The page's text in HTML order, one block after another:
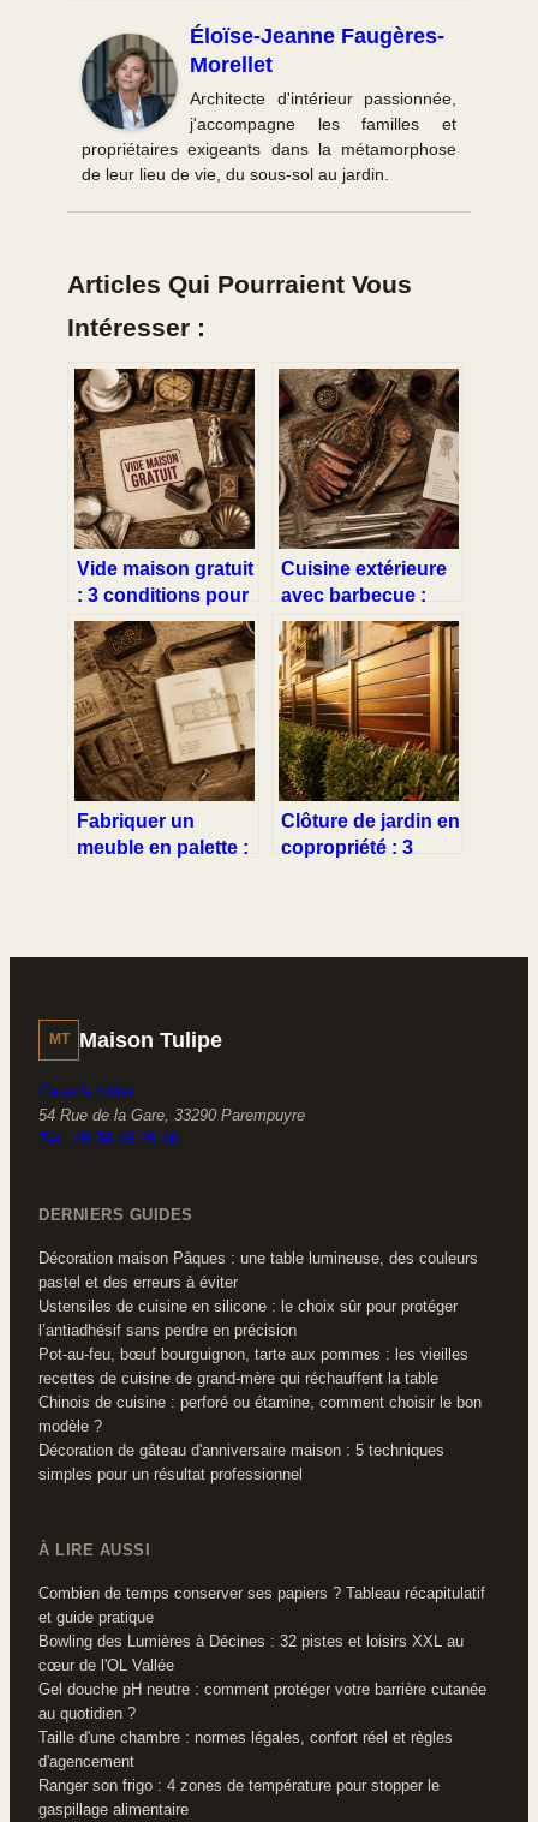
Éloïse-Jeanne Faugères-
Morellet
Architecte d'intérieur passionnée,
j'accompagne les familles et
propriétaires exigeants dans la métamorphose
de leur lieu de vie, du sous-sol au jardin.
Articles Qui Pourraient Vous
Intéresser :
Vide maison gratuit
: 3 conditions pour
ne rien payer lors
d’un débarras
Cuisine extérieure
avec barbecue :
concevoir,
aménager et
pérenniser votre
espace de cuisson
Fabriquer un
meuble en palette :
Clôture de jardin en
copropriété : 3
démontage
MT Maison Tulipe
Cave la tulipe
54 Rue de la Gare, 33290 Parempuyre
Tél : 05 56 45 25 46
DERNIERS GUIDES
Décoration maison Pâques : une table lumineuse, des couleurs
pastel et des erreurs à éviter
Ustensiles de cuisine en silicone : le choix sûr pour protéger
l’antiadhésif sans perdre en précision
Pot-au-feu, bœuf bourguignon, tarte aux pommes : les vieilles
recettes de cuisine de grand-mère qui réchauffent la table
Chinois de cuisine : perforé ou étamine, comment choisir le bon
modèle ?
Décoration de gâteau d'anniversaire maison : 5 techniques
simples pour un résultat professionnel
À LIRE AUSSI
Combien de temps conserver ses papiers ? Tableau récapitulatif
et guide pratique
Bowling des Lumières à Décines : 32 pistes et loisirs XXL au
cœur de l'OL Vallée
Gel douche pH neutre : comment protéger votre barrière cutanée
au quotidien ?
Taille d'une chambre : normes légales, confort réel et règles
d'agencement
Ranger son frigo : 4 zones de température pour stopper le
gaspillage alimentaire